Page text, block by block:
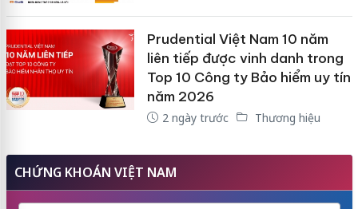
Prudential Việt Nam 10 năm
liên tiếp được vinh danh trong
Top 10 Công ty Bảo hiểm uy tín
năm 2026
2 ngày trước Thương hiệu
CHỨNG KHOÁN VIỆT NAM